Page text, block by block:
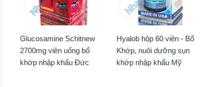
Glucosamine Schitnew
2700mg viên uống bổ
khớp nhập khẩu Đức
Hyalob hộp 60 viên - Bổ
Khớp, nuôi dưỡng sụn
khớp nhập khẩu Mỹ